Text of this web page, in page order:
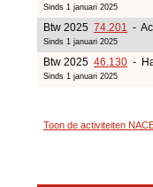
Sinds 1 januari 2025
Btw 2025 74.201 -
Sinds 1 januari 2025
Btw 2025 46.130 -
Sinds 1 januari 2025
Toon de activiteiten